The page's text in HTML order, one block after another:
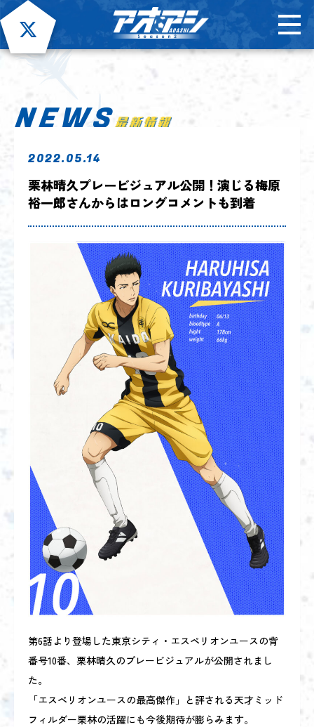
NEWS
2022.05.14
栗林晴久プレービジュアル公開！演じる梅原
裕一郎さんからはロングコメントも到着
第6話より登場した東京シティ・エスペリオンユースの背
番号10番、栗林晴久のプレービジュアルが公開されまし
た。
「エスペリオンユースの最高傑作」と評される天才ミッド
フィルダー栗林の活躍にも今後期待が膨らみます。